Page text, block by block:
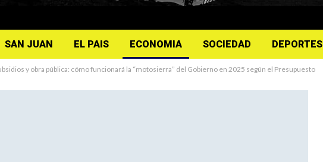
SAN JUAN EL PAIS ECONOMIA SOCIEDAD DEPORTES
y obra pública: cómo funcionará la “motosierra” del Gobierno en 2025 según el Presupuesto